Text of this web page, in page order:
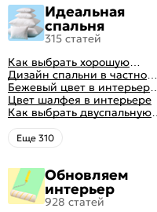
Идеальная
спальня
315 статей
Как выбрать хорошую
кровать для сна
Дизайн спальни в частном
доме: множество идей
оформления идеальных
интерьеров
Бежевый цвет в интерьере
спальни 2024, 40 красивых
интерьеров с фото
Цвет шалфея в интерьере
Как выбрать двуспальную
кровать и матрас
правильно: советы и фото в
интерьере
Eще 310
Обновляем
интерьер
928 статей